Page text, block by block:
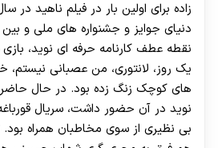
دنیای جوایز و جشنواره های ملی و بین
نقطه عطف کارنامه حرفه ای نوید،
یک روز، لانتوری، من عصبانی
های کوچک زنگ زده بود. در حال حاضر
نوید در آن حضور داشت، سریال
بی نظیری از سوی مخاطبان همراه